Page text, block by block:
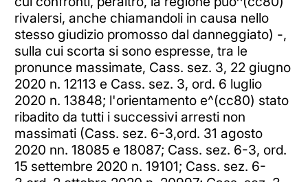
rivalersi, anche chiamandoli in causa nello
stesso giudizio promosso dal danneggiato) -,
sulla cui scorta si sono espresse, tra le
pronunce massimate, Cass. sez. 3, 22 giugno
2020 n. 12113 e Cass. sez. 3, ord. 6 luglio
2020 n. 13848; l'orientamento e^(cc80) stato
ribadito da tutti i successivi arresti non
massimati (Cass. sez. 6-3,ord. 31 agosto
2020 nn. 18085 e 18087; Cass. sez. 6-3, ord.
15 settembre 2020 n. 19101; Cass. sez. 6-